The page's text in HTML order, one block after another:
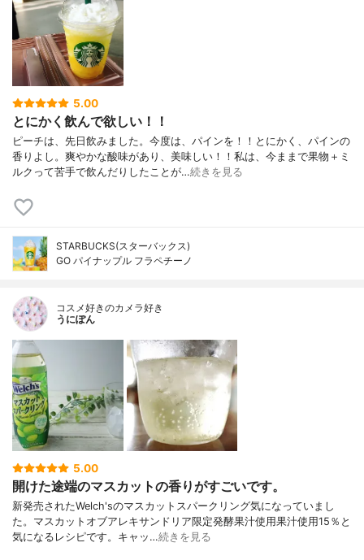
5.00
とにかく飲んで欲しい！！
ピーチは、先日飲みました。今度は、パインを！！とにかく、パインの
香りよし。爽やかな酸味があり、美味しい！！私は、今ままで果物＋ミ
ルクって苦手で飲んだりしたことが…続きを見る
STARBUCKS(スターバックス)
GO パイナップル フラペチーノ
コスメ好きのカメラ好き
うにぽん
5.00
開けた途端のマスカットの香りがすごいです。
新発売されたWelch'sのマスカットスパークリング気になっていまし
た。マスカットオブアレキサンドリア限定発酵果汁使用果汁使用15％と
気になるレシピです。キャッ…続きを見る